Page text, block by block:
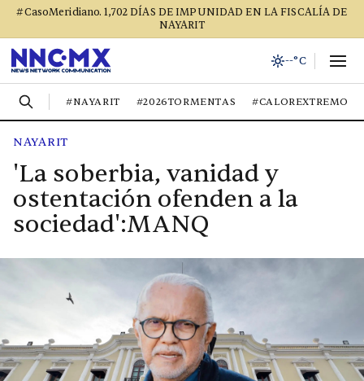
#CasoMeridiano. 1,702 DÍAS DE IMPUNIDAD EN LA FISCALÍA DE
NAYARIT
--°C
#NAYARIT #2026TORMENTAS #CALOREXTREMO
NAYARIT
'La soberbia, vanidad y
ostentación ofenden a la
sociedad':MANQ